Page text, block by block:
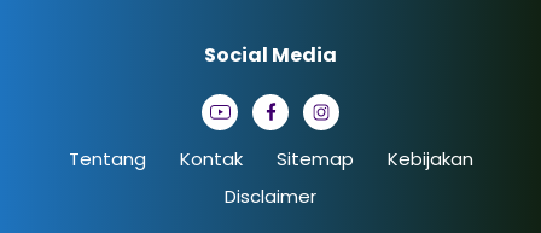
Tentang Kontak Sitemap
Kebijakan
Disclaimer
Social Media